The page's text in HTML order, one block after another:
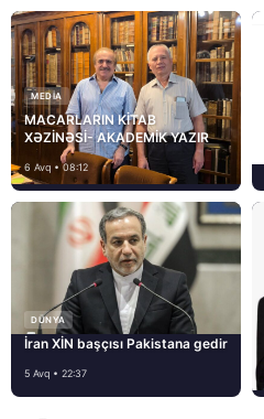
MEDİA
MACARLARIN KİTAB
XƏZİNƏSİ- AKADEMİK YAZIR
6 Avq • 08:12
DÜNYA
İran XİN başçısı Pakistana gedir
5 Avq • 22:37